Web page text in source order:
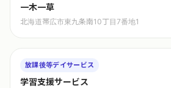
一木一草
北海道帯広市東九条南10丁目7番地1
放課後等デイサービス
学習支援サービス